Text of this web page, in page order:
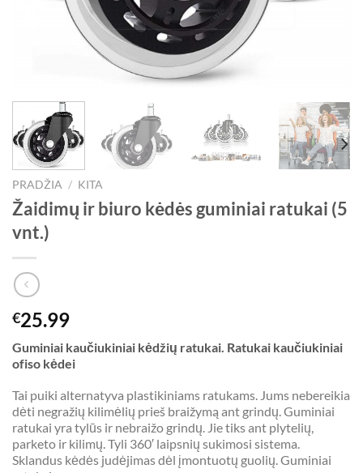
PRADŽIA / KITA
Žaidimų ir biuro kėdės guminiai ratukai (5
vnt.)
€25.99
Guminiai kaučiukiniai kėdžių ratukai. Ratukai kaučiukiniai
ofiso kėdei
Tai puiki alternatyva plastikiniams ratukams. Jums nebereikia
dėti negražių kilimėlių prieš braižymą ant grindų. Guminiai
ratukai yra tylūs ir nebraižo grindų. Jie tiks ant plytelių,
parketo ir kilimų. Tyli 360′ laipsnių sukimosi sistema.
Sklandus kėdės judėjimas dėl įmontuotų guolių. Guminiai